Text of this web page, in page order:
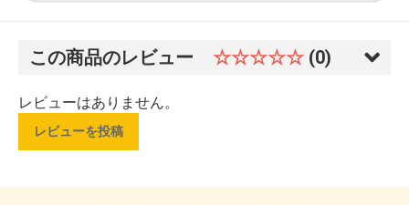
この商品のレビュー ☆☆☆☆☆ (0)
レビューはありません。
レビューを投稿